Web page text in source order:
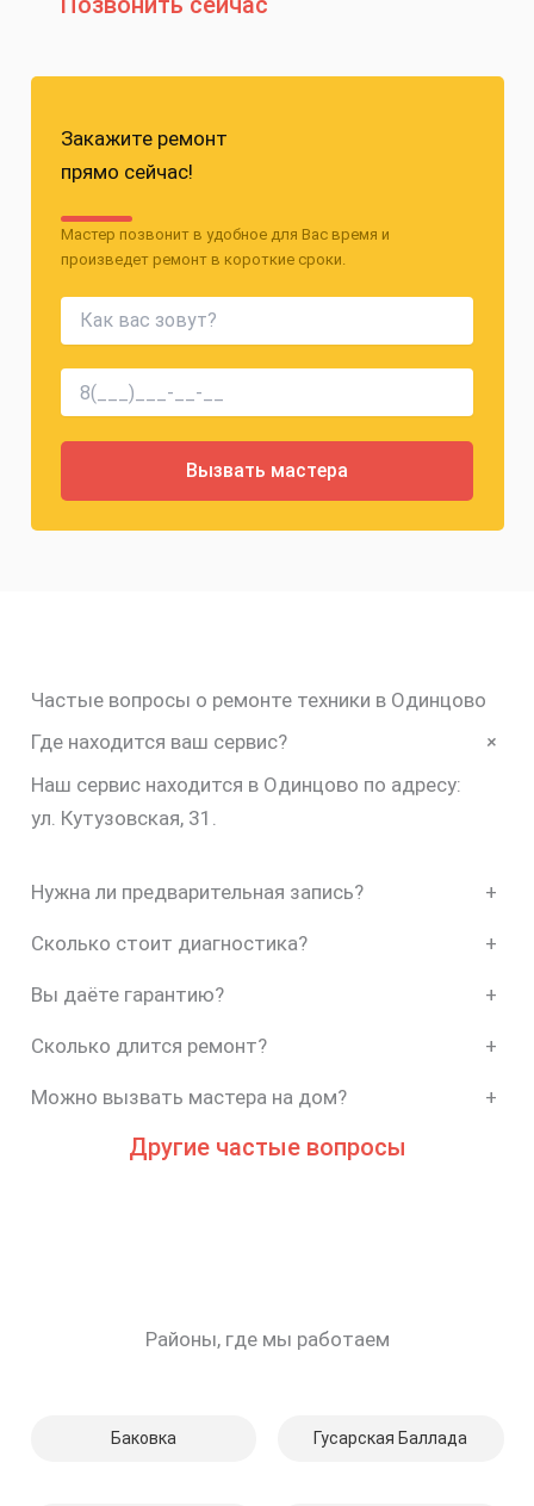
Закажите ремонт
прямо сейчас!
Мастер позвонит в удобное для Вас время и
произведет ремонт в короткие сроки.
Частые вопросы о ремонте техники в Одинцово
Где находится ваш сервис?
+
Наш сервис находится в Одинцово по адресу:
ул. Кутузовская, 31.
Нужна ли предварительная запись? +
Сколько стоит диагностика? +
Вы даёте гарантию? +
Сколько длится ремонт? +
Можно вызвать мастера на дом? +
Другие частые вопросы
Районы, где мы работаем
Баковка Гусарская Баллада